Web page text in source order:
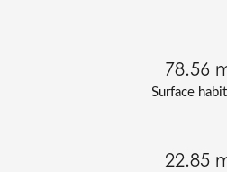
Surface
78.56
22.85